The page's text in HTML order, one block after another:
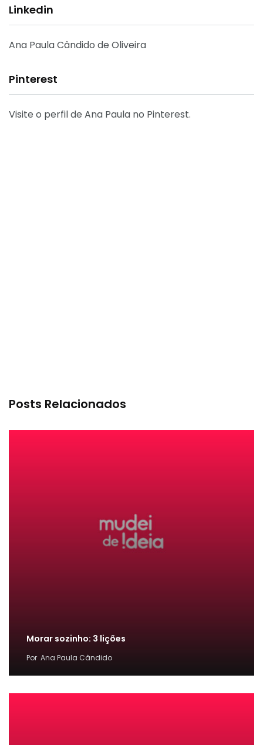
Linkedin
Ana Paula Cândido de Oliveira
Pinterest
Visite o perfil de Ana Paula no Pinterest.
Posts Relacionados
Morar sozinho: 3 lições
Por Ana Paula Cândido